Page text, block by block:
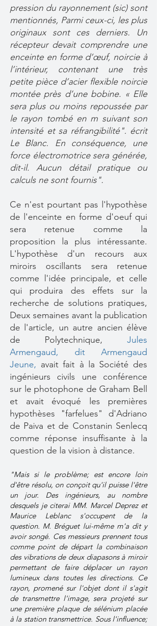
pression du rayonnement (sic) sont
mentionnés, Parmi ceux-ci, les plus
originaux sont ces derniers. Un
récepteur devait comprendre une
enceinte en forme d’œuf, noircie à
l’intérieur, contenant une très
petite pièce d’acier flexible noircie
montée près d’une bobine. « Elle
sera plus ou moins repoussée par
le rayon tombé en m suivant son
intensité et sa réfrangibilité". écrit
Le Blanc. En conséquence, une
force électromotrice sera générée,
dit-il. Aucun détail pratique ou
calculs ne sont fournis".
Ce n'est pourtant pas l'hypothèse
de l'enceinte en forme d'oeuf qui
sera retenue comme la
proposition la plus intéressante.
L'hypothèse d'un recours aux
miroirs oscillants sera retenue
comme l'idée principale, et celle
qui produira des effets sur la
recherche de solutions pratiques,
Deux semaines avant la publication
de l'article, un autre ancien élève
de Polytechnique, Jules
Armengaud, dit Armengaud
Jeune, avait fait à la Société des
ingénieurs civils une conférence
sur le photophone de Graham Bell
et avait évoqué les premières
hypothèses "farfelues" d'Adriano
de Paiva et de Constanin Senlecq
comme réponse insuffisante à la
question de la vision à distance.
"Mais si le problème; est encore loin
d'être résolu, on conçoit qu'il puisse l'être
un jour. Des ingénieurs, au nombre
desquels je citerai MM. Marcel Deprez et
Maurice Leblanc s'occupent de la
question. M. Bréguet lui-même m'a dit y
avoir songé. Ces messieurs prennent tous
comme point de départ la combinaison
des vibrations de deux diapasons à miroir
permettant de faire déplacer un rayon
lumineux dans toutes les directions. Ce
rayon, promené sur l'objet dont il s'agit
de transmettre l'image, sera projeté sur
une première plaque de sélénium placée
à la station transmettrice. Sous l'influence;